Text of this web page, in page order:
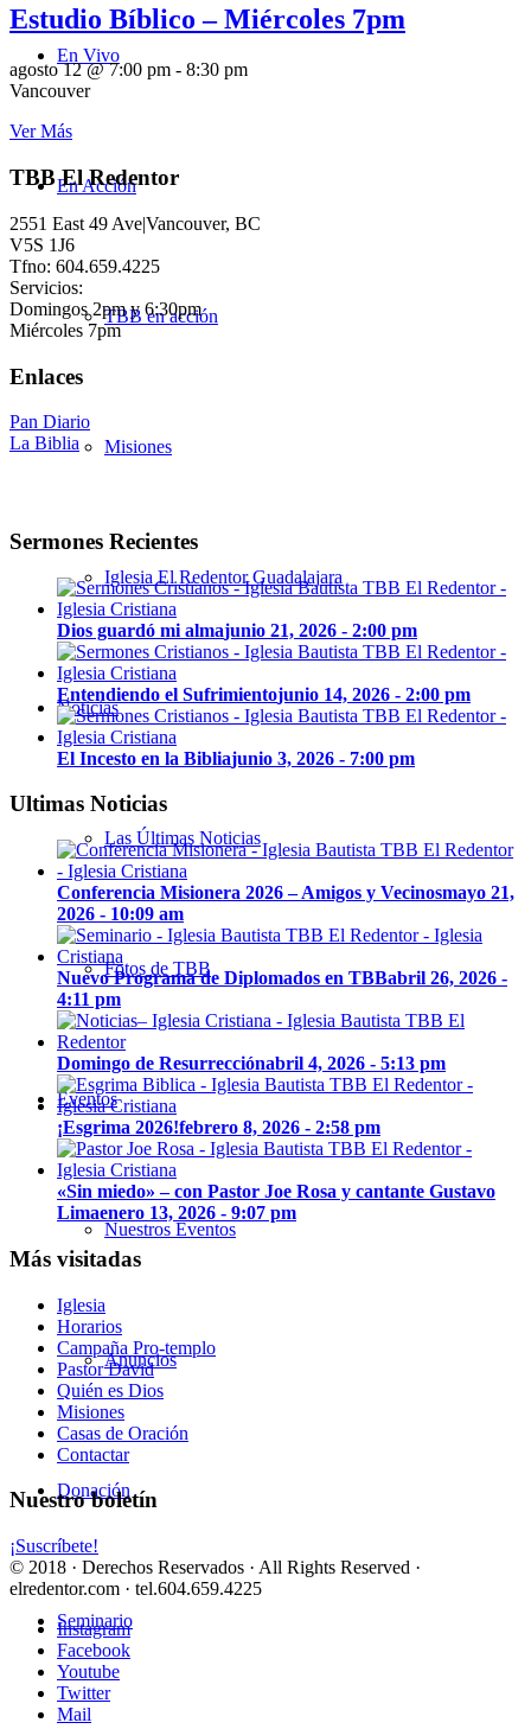
En Vivo
En Acción
TBB en acción
Misiones
Iglesia El Redentor Guadalajara
Noticias
Las Últimas Noticias
Fotos de TBB
Eventos
Nuestros Eventos
Anuncios
Donación
Seminario
Estudio Bíblico – Miércoles 7pm
agosto 12 @ 7:00 pm - 8:30 pm
Vancouver
Ver Más
TBB El Redentor
2551 East 49 Ave|Vancouver, BC
V5S 1J6
Tfno: 604.659.4225
Servicios:
Domingos 2pm y 6:30pm
Miércoles 7pm
Enlaces
Pan Diario
La Biblia
Sermones Recientes
Dios guardó mi almajunio 21, 2026 - 2:00 pm
Entendiendo el Sufrimientojunio 14, 2026 - 2:00 pm
El Incesto en la Bibliajunio 3, 2026 - 7:00 pm
Ultimas Noticias
Conferencia Misionera 2026 – Amigos y Vecinosmayo 21,
2026 - 10:09 am
Nuevo Programa de Diplomados en TBBabril 26, 2026 -
4:11 pm
Domingo de Resurrecciónabril 4, 2026 - 5:13 pm
¡Esgrima 2026!febrero 8, 2026 - 2:58 pm
«Sin miedo» – con Pastor Joe Rosa y cantante Gustavo
Limaenero 13, 2026 - 9:07 pm
Más visitadas
Iglesia
Horarios
Campaña Pro-templo
Pastor David
Quién es Dios
Misiones
Casas de Oración
Contactar
Nuestro boletín
¡Suscríbete!
© 2018 · Derechos Reservados · All Rights Reserved ·
elredentor.com · tel.604.659.4225
Instagram
Facebook
Youtube
Twitter
Mail